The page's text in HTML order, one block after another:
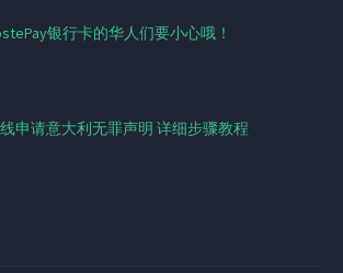
银行卡的华人们要小心哦！
申请意大利无罪声明 详细步骤教程